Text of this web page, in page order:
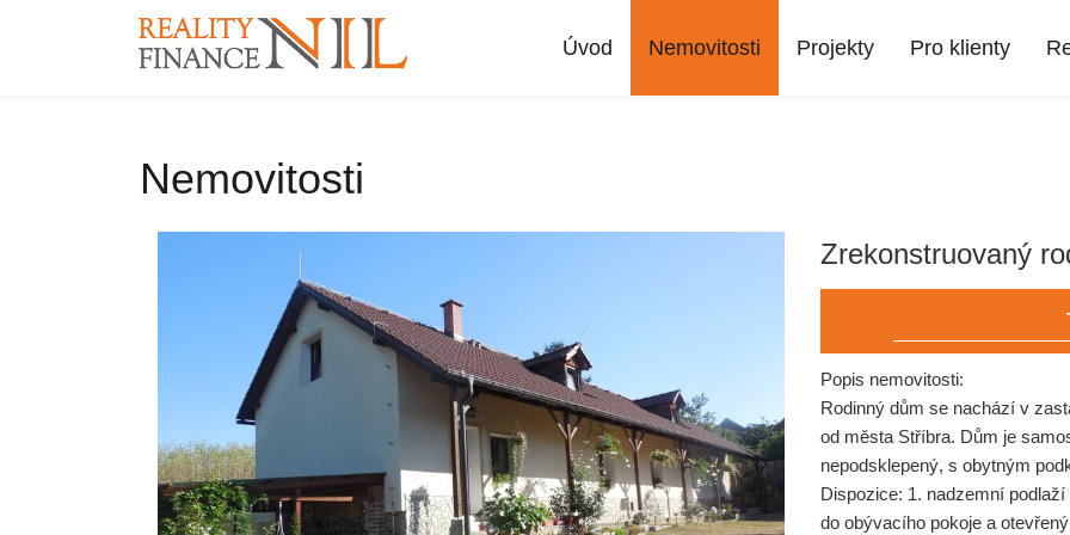
Úvod Nemovitosti Projekty Pro klienty
Nemovitosti
Zrekonstruovaný
Popis nemovitosti:
Rodinný dům se nachází v
od města Stříbra. Dům je
nepodsklepený, s obytným
Dispozice: 1. nadzemní
do obývacího pokoje a